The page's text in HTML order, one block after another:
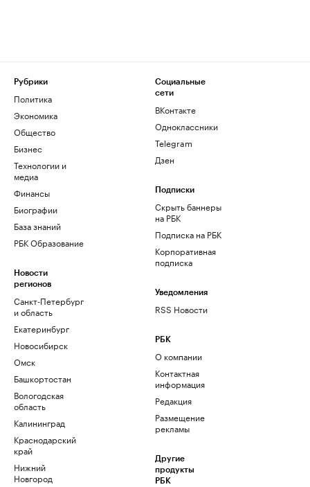
Рубрики
Политика
Экономика
Общество
Бизнес
Технологии и
медиа
Финансы
Биографии
База знаний
РБК Образование
Новости
регионов
Санкт-Петербург
и область
Екатеринбург
Новосибирск
Омск
Башкортостан
Вологодская
область
Калининград
Краснодарский
край
Нижний
Новгород
Социальные
сети
ВКонтакте
Одноклассники
Telegram
Дзен
Подписки
Скрыть баннеры
на РБК
Подписка на РБК
Корпоративная
подписка
Уведомления
RSS Новости
РБК
О компании
Контактная
информация
Редакция
Размещение
рекламы
Другие
продукты
РБК